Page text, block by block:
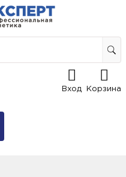
Вход Корзина